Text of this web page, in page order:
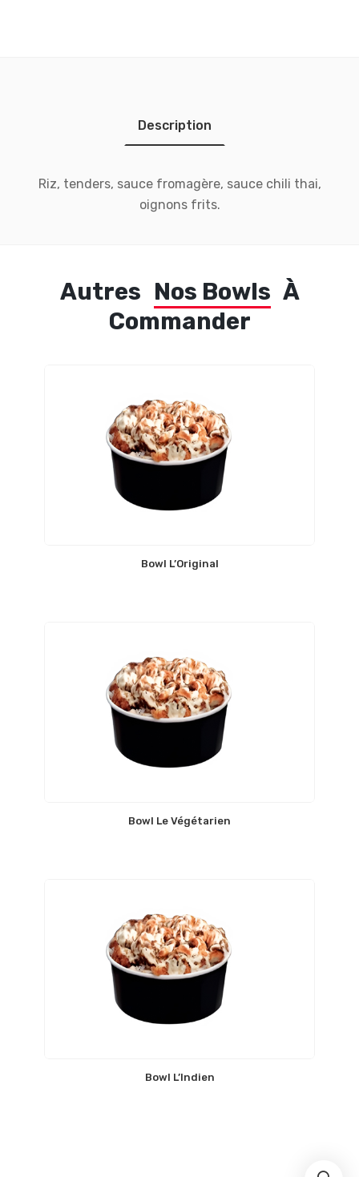
Description
Riz, tenders, sauce fromagère, sauce chili thai,
oignons frits.
Autres Nos Bowls À
Commander
Bowl L’Original
Bowl Le Végétarien
Bowl L’Indien